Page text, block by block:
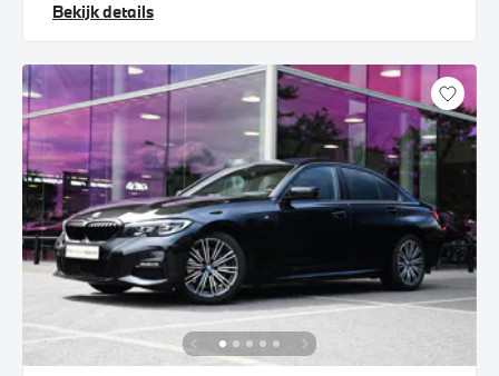
Bekijk details